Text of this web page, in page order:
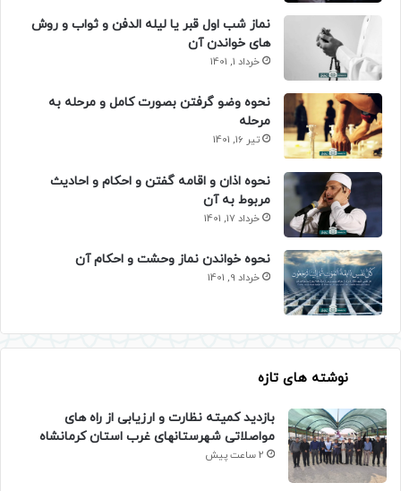
نماز شب اول قبر یا لیله الدفن و ثواب و روش
های خواندن آن
خرداد 1, 1401
نحوه وضو گرفتن بصورت کامل و مرحله به
مرحله
تیر 16, 1401
نحوه اذان و اقامه گفتن و احکام و احادیث
مربوط به آن
خرداد 17, 1401
نحوه خواندن نماز وحشت و احکام آن
خرداد 9, 1401
نوشته های تازه
بازدید کمیته نظارت و ارزیابی از راه های
مواصلاتی شهرستانهای غرب استان کرمانشاه
2 ساعت پیش